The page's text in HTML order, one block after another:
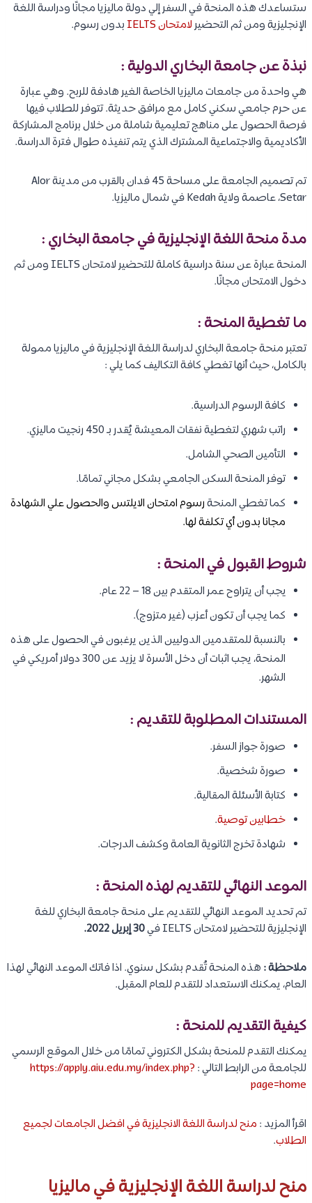
ستساعدك هذه المنحة في السفر إلي دولة ماليزيا مجانًا ودراسة اللغة
الإنجليزية ومن ثم التحضيرلامتحان IELTS بدون رسوم.
نبذة عن جامعة البخاري الدولية :
هي واحدة من جامعات ماليزيا الخاصة الغير هادفة للربح. وهي عبارة
عن حرم جامعي سكني كامل مع مرافق حديثة. تتوفر للطلاب فيها
فرصة الحصول على مناهج تعليمية شاملة من خلال برنامج المشاركة
الأكاديمية والاجتماعية المشترك الذي يتم تنفيذه طوال فترة الدراسة.
تم تصميم الجامعة على مساحة 45 فدان بالقرب من مدينة Alor
Setar، عاصمة ولاية Kedah في شمال ماليزيا.
مدة منحة اللغة الإنجليزية في جامعة البخاري :
المنحة عبارة عن سنة دراسية كاملة للتحضير لامتحان IELTS ومن ثم
دخول الامتحان مجانًا.
ما تغطية المنحة :
تعتبر منحة جامعة البخاري لدراسة اللغة الإنجليزية في ماليزيا ممولة
بالكامل، حيث أنها تغطي كافة التكاليف كما يلي :
كافة الرسوم الدراسية.
راتب شهري لتغطية نفقات المعيشة يُقدر بـ 450 رنجيت ماليزي.
التأمين الصحي الشامل.
توفر المنحة السكن الجامعي بشكل مجاني تمامًا.
كما تغطي المنحةرسوم امتحان الايلتس والحصول علي الشهادة
مجانا بدون أي تكلفة لها.
شروط القبول في المنحة :
يجب أن يتراوح عمر المتقدم بين 18 – 22 عام.
كما يجب أن تكون أعزب (غير متزوج).
بالنسبة للمتقدمين الدوليين الذين يرغبون في الحصول على هذه
المنحة، يجب اثبات أن دخل الأسرة لا يزيد عن 300 دولار أمريكي في
الشهر.
المستندات المطلوبة للتقديم :
صورة جواز السفر.
صورة شخصية.
كتابة الأسئلة المقالية.
خطابين توصية.
شهادة تخرج الثانوية العامة وكشف الدرجات.
الموعد النهائي للتقديم لهذه المنحة :
تم تحديد الموعد النهائي للتقديم على منحة جامعة البخاري للغة
الإنجليزية للتحضير لامتحان IELTS في
30 إبريل 2022.
ملاحظة : هذه المنحة تُقدم بشكل سنوي. اذا فاتك الموعد النهائي لهذا
العام، يمكنك الاستعداد للتقدم للعام المقبل.
كيفية التقديم للمنحة :
يمكنك التقدم للمنحة بشكل الكتروني تمامًا من خلال الموقع الرسمي
للجامعة من الرابط التالي : https://apply.aiu.edu.my/index.php?
page=home
اقرأ المزيد : منح لدراسة اللغة الانجليزية في افضل الجامعات لجميع
الطلاب.
منح لدراسة اللغة الإنجليزية في ماليزيا